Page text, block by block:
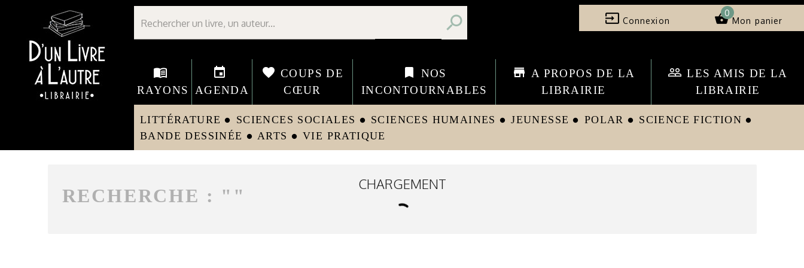
Librairie D'un livre à l'autre - Avranches
search input Connexion shopping_basket
0
Mon panier
menu_book
RAYONS
event
AGENDA
favorite COUPS DE
CŒUR
bookmark
NOS
INCONTOURNABLES
store A PROPOS DE LA
LIBRAIRIE
people_outline LES AMIS DE LA
LIBRAIRIE
LITTÉRATURE circle SCIENCES SOCIALES circle SCIENCES HUMAINES circle JEUNESSE circle POLAR circle SCIENCE FICTION circle
BANDE DESSINÉE circle ARTS circle VIE PRATIQUE
RECHERCHE : " "
CHARGEMENT